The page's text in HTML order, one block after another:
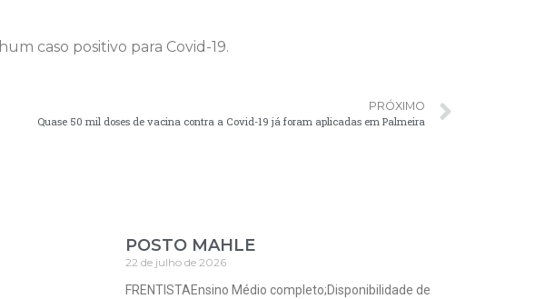
caso positivo para Covid-19.
PRÓXIMO
Quase 50 mil doses de vacina contra a Covid-19 já foram aplicadas em Palmeira
POSTO MAHLE
22 de julho de 2026
FRENTISTAEnsino Médio completo;Disponibilidade de